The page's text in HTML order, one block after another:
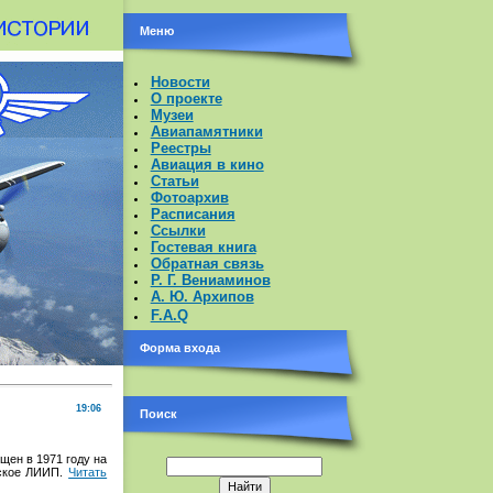
19:06
в 1971 году на
ЛИИП.Читать
Меню
Новости
О проекте
Музеи
Авиапамятники
Реестры
Авиация в кино
Статьи
Фотоархив
Расписания
Ссылки
Гостевая книга
Обратная связь
Р. Г. Вениаминов
А. Ю. Архипов
F.A.Q
Форма входа
Поиск